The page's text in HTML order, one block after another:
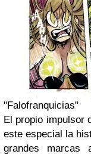
"Falofranquicias"
El propio impulsor
este especial la
grandes marcas